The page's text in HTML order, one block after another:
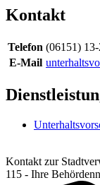
Kontakt
Telefon (06151)
E-Mail
Kontakt zur
115 - Ihre